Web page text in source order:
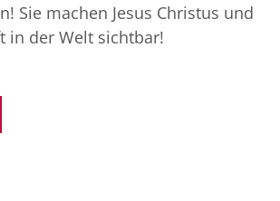
Sie machen Jesus Christus und
in der Welt sichtbar!